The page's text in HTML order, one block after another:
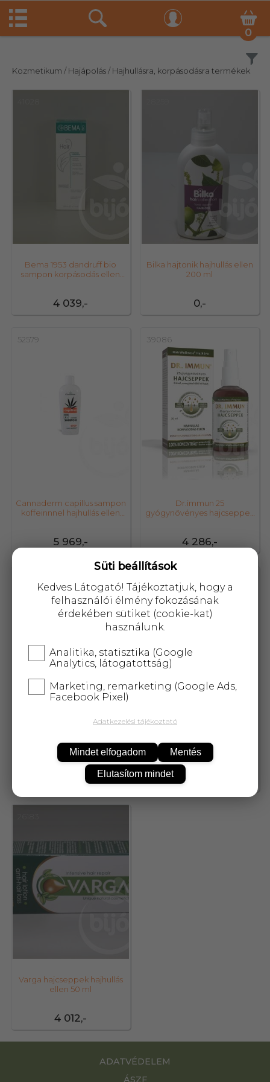
0
Kozmetikum / Hajápolás/ Hajhullásra, korpásodásra termékek
4 039,-
Bema 1953 dandruff bio
sampon korpásodás ellen
0,-
Bilka hajtonik hajhullás ellen
200 ml
52579
5 969,-
Cannaderm capillus sampon
koffeinnnel hajhullás ellen
39086
4 286,-
Dr.immun 25
gyógynövényes hajcseppek
4 434,-
Dr.immun 25
gyógynövényes hajcseppek
koffeinnel és biokávé k
6 079,-
Parusan stimuláló sampon
nőknek 200 ml
4 012,-
Varga hajcseppek hajhullás
ellen 50 ml
ADATVÉDELEM
ÁSZF
Süti beállítások
Kedves Látogató! Tájékoztatjuk, hogy a
felhasználói élmény fokozásának
érdekében sütiket (cookie-kat)
használunk.
Analitika, statisztika (Google
Analytics, látogatottság)
Marketing, remarketing (Google Ads,
Facebook Pixel)
Adatkezelési tájékoztató
Mindet elfogadom Mentés
Elutasítom mindet